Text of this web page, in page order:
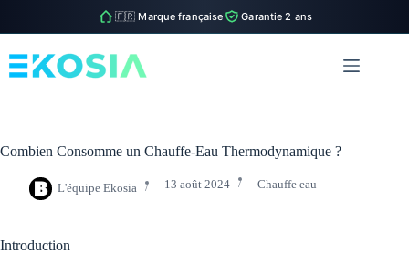
🇫🇷 Marque française Garantie 2 ans
au
contenu
Combien Consomme un Chauffe-Eau Thermodynamique ?
L'équipe Ekosia 13 août 2024 Chauffe eau
Introduction